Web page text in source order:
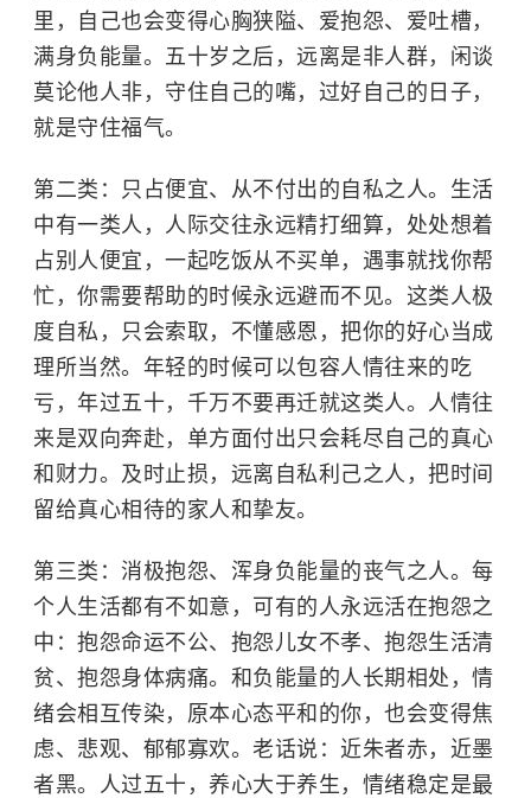
里，自己也会变得心胸狭隘、爱抱怨、爱吐槽，
满身负能量。五十岁之后，远离是非人群，闲谈
莫论他人非，守住自己的嘴，过好自己的日子，
就是守住福气。
第二类：只占便宜、从不付出的自私之人。生活
中有一类人，人际交往永远精打细算，处处想着
占别人便宜，一起吃饭从不买单，遇事就找你帮
忙，你需要帮助的时候永远避而不见。这类人极
度自私，只会索取，不懂感恩，把你的好心当成
理所当然。年轻的时候可以包容人情往来的吃
亏，年过五十，千万不要再迁就这类人。人情往
来是双向奔赴，单方面付出只会耗尽自己的真心
和财力。及时止损，远离自私利己之人，把时间
留给真心相待的家人和挚友。
第三类：消极抱怨、浑身负能量的丧气之人。每
个人生活都有不如意，可有的人永远活在抱怨之
中：抱怨命运不公、抱怨儿女不孝、抱怨生活清
贫、抱怨身体病痛。和负能量的人长期相处，情
绪会相互传染，原本心态平和的你，也会变得焦
虑、悲观、郁郁寡欢。老话说：近朱者赤，近墨
者黑。人过五十，养心大于养生，情绪稳定是最